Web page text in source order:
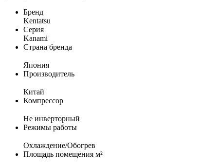
Бренд
Kentatsu
Серия
Kanami
Страна бренда
Япония
Производитель
Китай
Компрессор
Не инверторный
Режимы работы
Охлаждение/Обогрев
Площадь помещения м²